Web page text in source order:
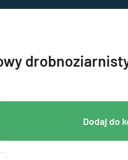
Dodaj do